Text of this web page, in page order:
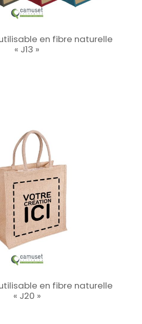
en fibre naturelle
« J13 »
en fibre naturelle
« J20 »